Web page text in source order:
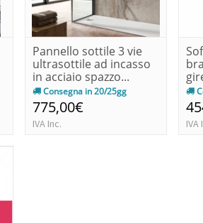
Pannello sottile 3 vie
ultrasottile ad incasso
in acciaio spazzo...
Consegna in 20/25gg
775,00€
IVA Inc. IVA